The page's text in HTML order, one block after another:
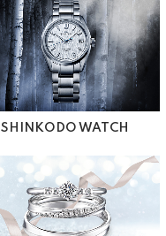
SHINKODO WATCH